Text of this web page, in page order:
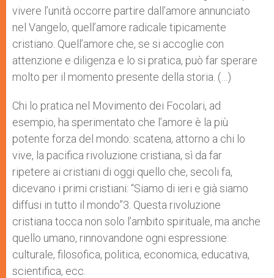
vivere l’unità occorre partire dall’amore annunciato
nel Vangelo, quell’amore radicale tipicamente
cristiano. Quell’amore che, se si accoglie con
attenzione e diligenza e lo si pratica, può far sperare
molto per il momento presente della storia. (…)
Chi lo pratica nel Movimento dei Focolari, ad
esempio, ha sperimentato che l’amore è la più
potente forza del mondo: scatena, attorno a chi lo
vive, la pacifica rivoluzione cristiana, sì da far
ripetere ai cristiani di oggi quello che, secoli fa,
dicevano i primi cristiani: “Siamo di ieri e già siamo
diffusi in tutto il mondo”3. Questa rivoluzione
cristiana tocca non solo l’ambito spirituale, ma anche
quello umano, rinnovandone ogni espressione:
culturale, filosofica, politica, economica, educativa,
scientifica, ecc.